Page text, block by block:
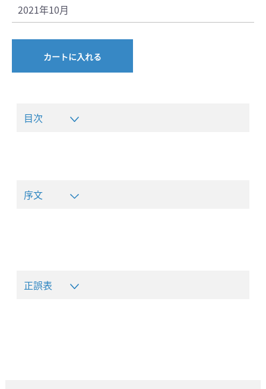
2021年10月
カートに入れる
目次
序文
正誤表